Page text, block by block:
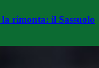
rimonta: il Sassuolo